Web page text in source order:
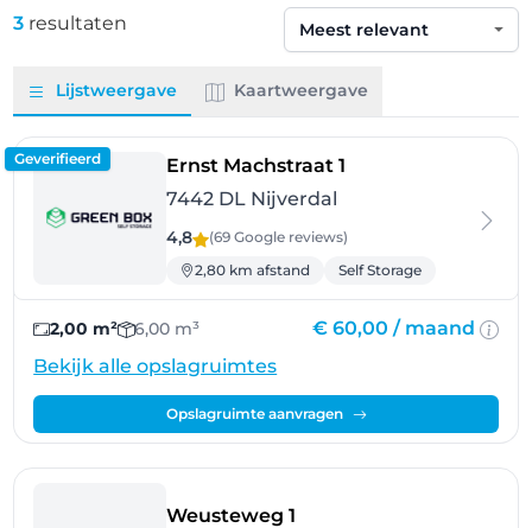
3 resultaten
Sorteren op
Lijstweergave Kaartweergave
Geverifieerd Ernst Machstraat 1
7442 DL Nijverdal
4,8 (69 Google reviews)
2,80 km afstand
Self Storage
2,00 m² 6,00 m³ € 60,00 / maand
Bekijk alle opslagruimtes
Opslagruimte aanvragen
Weusteweg 1